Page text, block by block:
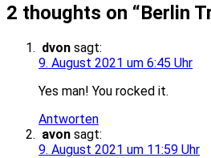
2 thoughts on “Berlin
dvon sagt:
9. August 2021 um 6:45 Uhr
Yes man! You rocked it.
Antworten
avon sagt:
9. August 2021 um 11:59 Uhr